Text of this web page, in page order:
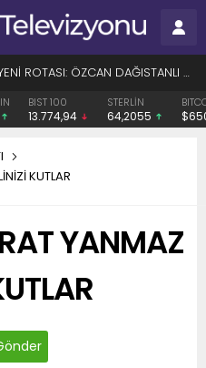
DEMEK SUÇ DUYURUSU OLDU
STERLİN
64,2055
BITCOIN
$65077
KUTLAR
YANMAZ